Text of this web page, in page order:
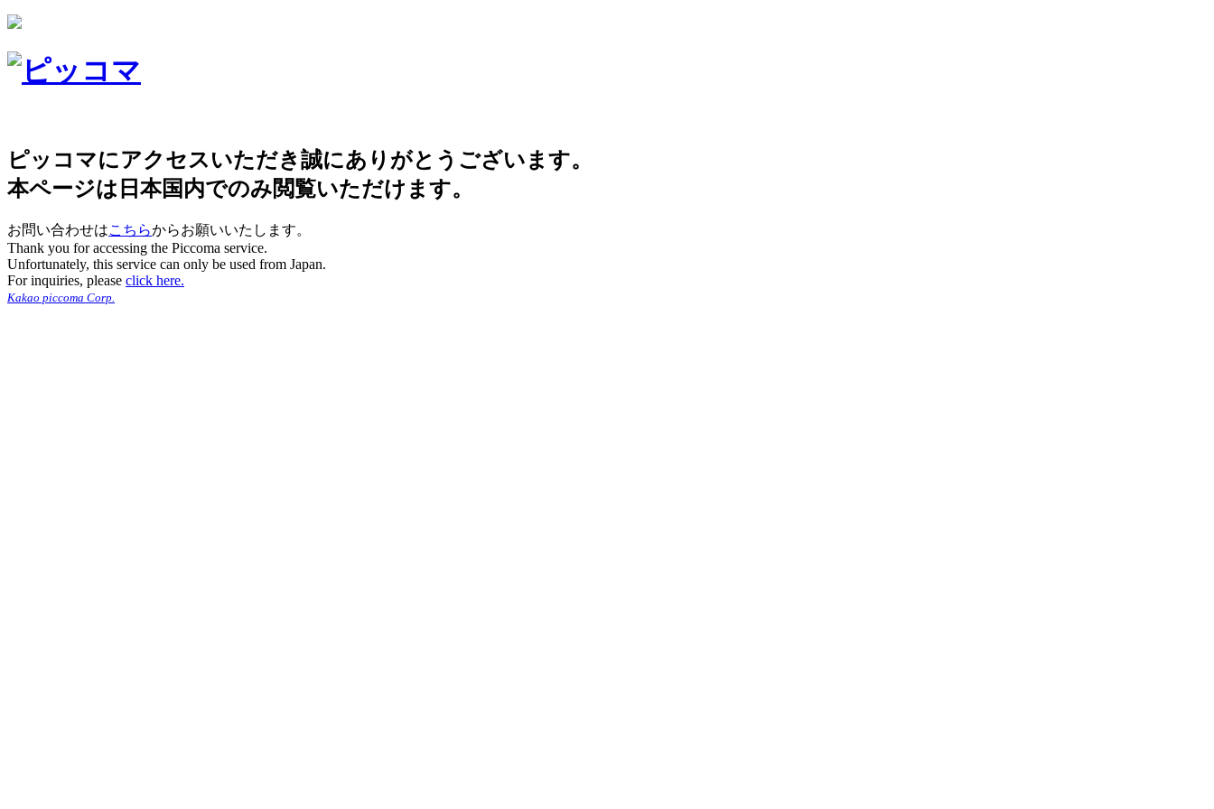
ピッコマにアクセスいただき誠にありがとうございます。
本ページは日本国内でのみ閲覧いただけます。
お問い合わせはこちらからお願いいたします。
Thank you for accessing the Piccoma service.
Unfortunately, this service can only be used from Japan.
For inquiries, please click here.
Kakao piccoma Corp.